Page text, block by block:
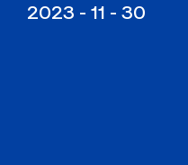
2023 - 11 - 30